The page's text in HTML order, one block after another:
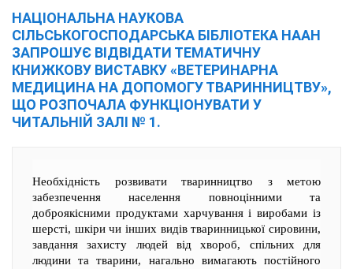
НАЦІОНАЛЬНА НАУКОВА
СІЛЬСЬКОГОСПОДАРСЬКА БІБЛІОТЕКА НААН
ЗАПРОШУЄ ВІДВІДАТИ ТЕМАТИЧНУ
КНИЖКОВУ ВИСТАВКУ «ВЕТЕРИНАРНА
МЕДИЦИНА НА ДОПОМОГУ ТВАРИННИЦТВУ»,
ЩО РОЗПОЧАЛА ФУНКЦІОНУВАТИ У
ЧИТАЛЬНІЙ ЗАЛІ № 1.
Необхідність розвивати тваринництво з метою
забезпечення населення повноцінними та
доброякісними продуктами харчування і виробами із
шерсті, шкіри чи інших видів тваринницької сировини,
завдання захисту людей від хвороб, спільних для
людини та тварини, нагально вимагають постійного